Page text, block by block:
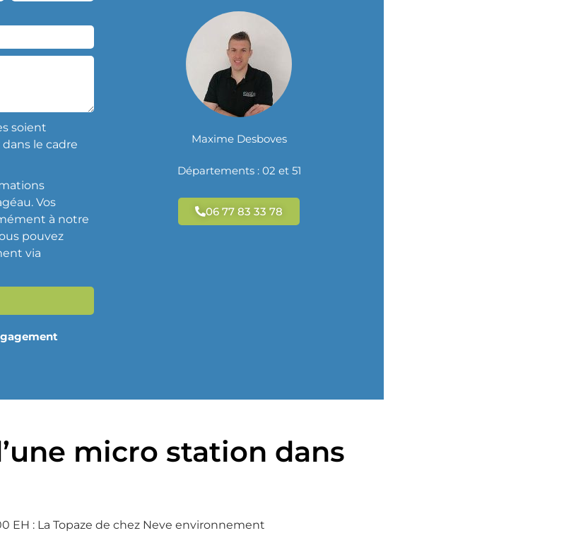
soient
le cadre
Vos
à notre
pouvez
via
Maxime Desboves
Départements : 02 et 51
06 77 83 33 78
micro station dans
EH : La Topaze de chez Neve environnement